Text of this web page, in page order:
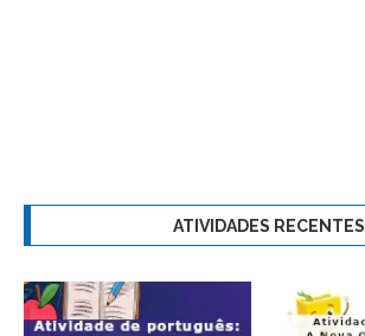
ATIVIDADES RECENTES